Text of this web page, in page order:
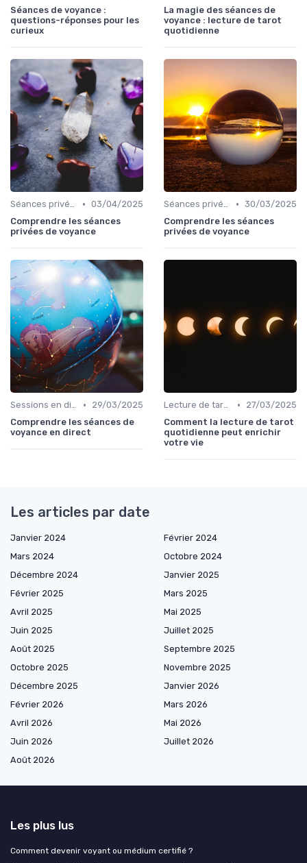
Séances de voyance :
questions-réponses pour les
curieux
La magie des séances de
voyance : lecture de tarot
quotidienne
Séances privées • 03/04/2025
Comprendre les séances
privées de voyance
Séances privées • 30/03/2025
Comprendre les séances
privées de voyance
Sessions en direct •
29/03/2025
Comprendre les séances de
voyance en direct
Lecture de tarot quotidienne •
27/03/2025
Comment la lecture de tarot
quotidienne peut enrichir
votre vie
Les articles par date
Janvier 2024
Février 2024
Mars 2024
Octobre 2024
Décembre 2024
Janvier 2025
Février 2025
Mars 2025
Avril 2025
Mai 2025
Juin 2025
Juillet 2025
Août 2025
Septembre 2025
Octobre 2025
Novembre 2025
Décembre 2025
Janvier 2026
Février 2026
Mars 2026
Avril 2026
Mai 2026
Juin 2026
Juillet 2026
Août 2026
Les plus lus
Comment devenir voyant ou médium certifié ?